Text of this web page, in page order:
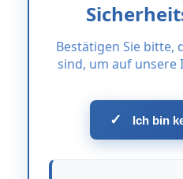
Bestätigen Sie bitte,
sind, um auf unsere
✓ Ich bin